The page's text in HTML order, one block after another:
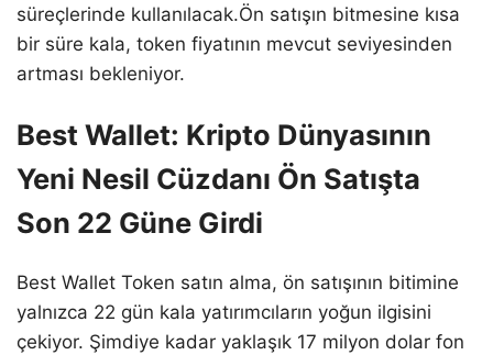
süreçlerinde kullanılacak.Ön satışın bitmesine kısa
bir süre kala, token fiyatının mevcut seviyesinden
artması bekleniyor.
Best Wallet: Kripto Dünyasının
Yeni Nesil Cüzdanı Ön Satışta
Son 22 Güne Girdi
Best Wallet Token satın alma, ön satışının bitimine
yalnızca 22 gün kala yatırımcıların yoğun ilgisini
çekiyor. Şimdiye kadar yaklaşık 17 milyon dolar fon